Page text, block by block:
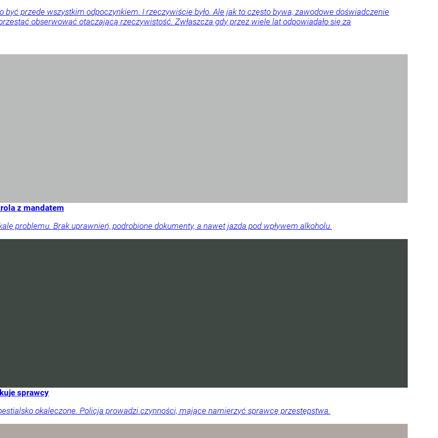
być przede wszystkim odpoczynkiem. I rzeczywiście było. Ale jak to często bywa, zawodowe doświadczenie
obserwować otaczającą rzeczywistość. Zwłaszcza gdy przez wiele lat odpowiadało się za
z mandatem
problemu. Brak uprawnień, podrobione dokumenty, a nawet jazda pod wpływem alkoholu.
sprawcy
okaleczone. Policja prowadzi czynności, mające namierzyć sprawcę przestępstwa.